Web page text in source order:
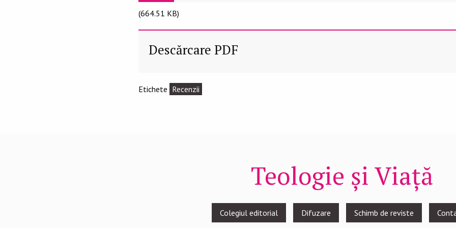
(664.51 KB)
Descărcare PDF
Etichete Recenzii
Teologie și Viață
Colegiul editorial Difuzare Schimb de reviste